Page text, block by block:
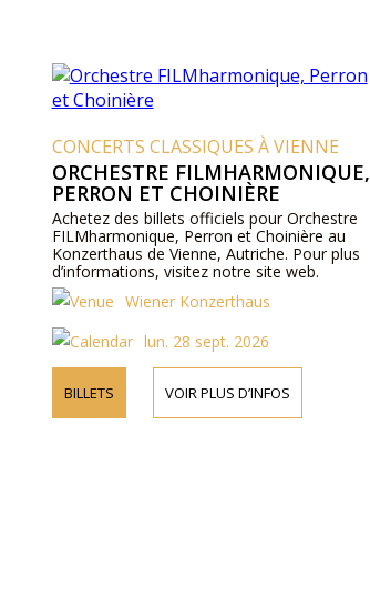
CONCERTS CLASSIQUES À VIENNE
ORCHESTRE FILMHARMONIQUE,
PERRON ET CHOINIÈRE
Achetez des billets officiels pour Orchestre
FILMharmonique, Perron et Choinière au
Konzerthaus de Vienne, Autriche. Pour plus
d’informations, visitez notre site web.
Wiener Konzerthaus
lun. 28 sept. 2026
BILLETS VOIR PLUS D’INFOS